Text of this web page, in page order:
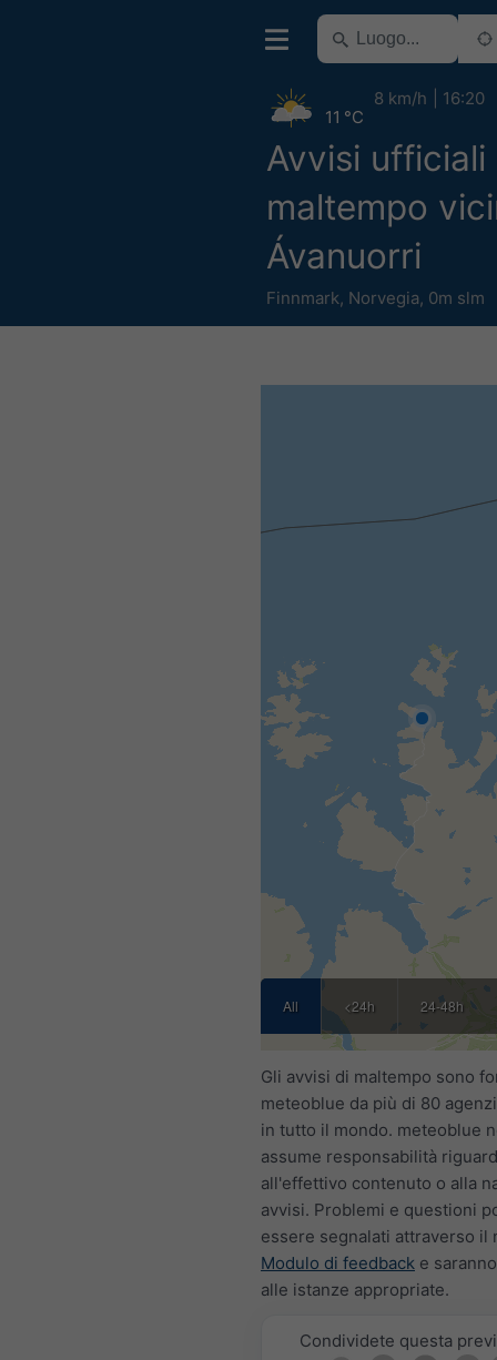
Avvisi ufficiali
maltempo
Ávanuorri
Finnmark, Norvegia, 0m slm
11 °C
8 km/h 16:20
All <24h 24-48h
Gli avvisi di maltempo sono
meteoblue da più di 80
in tutto il mondo. meteoblue
assume responsabilità
all'effettivo contenuto o alla
avvisi. Problemi e questioni
essere segnalati attraverso il
Modulo di feedback e
alle istanze appropriate.
Condividete questa